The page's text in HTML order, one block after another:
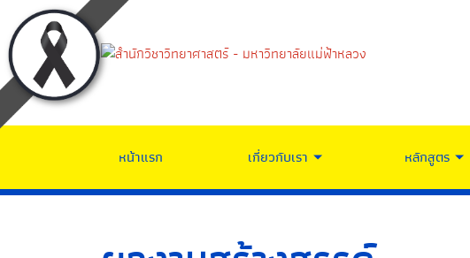
หน้าแรก เกี่ยวกับเรา หลักสูตร